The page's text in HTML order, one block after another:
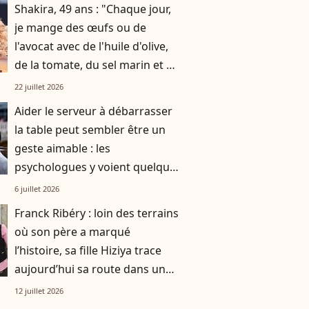
Shakira, 49 ans : "Chaque jour,
je mange des œufs ou de
l'avocat avec de l'huile d'olive,
de la tomate, du sel marin et un
smoothie"
22 juillet 2026
Aider le serveur à débarrasser
la table peut sembler être un
geste aimable : les
psychologues y voient quelque
chose de bien plus profond.
6 juillet 2026
Franck Ribéry : loin des terrains
où son père a marqué
l’histoire, sa fille Hiziya trace
aujourd’hui sa route dans un
tout autre univers
12 juillet 2026